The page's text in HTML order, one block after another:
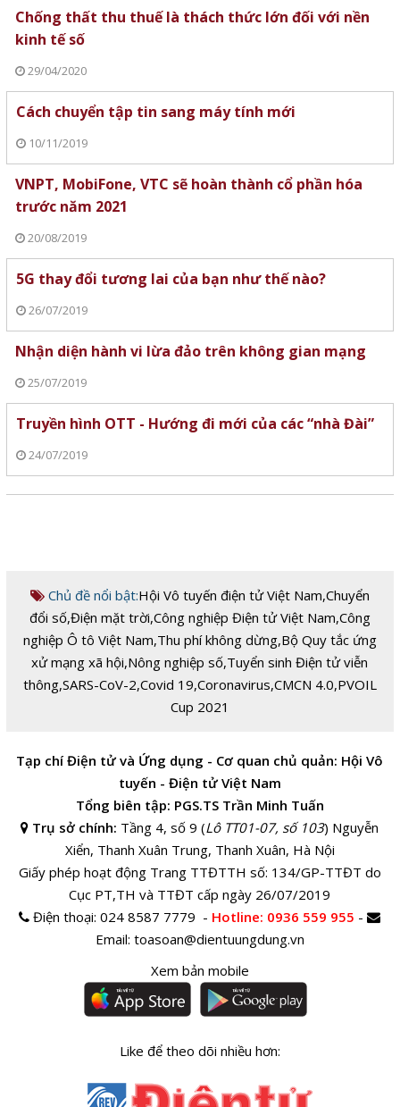
Chống thất thu thuế là thách thức lớn đối với nền
kinh tế số
29/04/2020
Cách chuyển tập tin sang máy tính mới
10/11/2019
VNPT, MobiFone, VTC sẽ hoàn thành cổ phần hóa
trước năm 2021
20/08/2019
5G thay đổi tương lai của bạn như thế nào?
26/07/2019
Nhận diện hành vi lừa đảo trên không gian mạng
25/07/2019
Truyền hình OTT - Hướng đi mới của các “nhà Đài”
24/07/2019
Chủ đề nổi bật:Hội Vô tuyến điện tử Việt Nam,Chuyển
đổi số,Điện mặt trời,Công nghiệp Điện tử Việt Nam,Công
nghiệp Ô tô Việt Nam,Thu phí không dừng,Bộ Quy tắc ứng
xử mạng xã hội,Nông nghiệp số,Tuyển sinh Điện tử viễn
thông,SARS-CoV-2,Covid 19,Coronavirus,CMCN 4.0,PVOIL
Cup 2021
Tạp chí Điện tử và Ứng dụng - Cơ quan chủ quản: Hội Vô
tuyến - Điện tử Việt Nam
Tổng biên tập: PGS.TS Trần Minh Tuấn
Trụ sở chính: Tầng 4, số 9 (Lô TT01-07, số 103) Nguyễn
Xiển, Thanh Xuân Trung, Thanh Xuân, Hà Nội
Giấy phép hoạt động Trang TTĐTTH số: 134/GP-TTĐT do
Cục PT,TH và TTĐT cấp ngày 26/07/2019
Điện thoại:024 8587 7779 - Hotline: 0936 559 955 -
Email: toasoan@dientuungdung.vn
Xem bản mobile
Like để theo dõi nhiều hơn: